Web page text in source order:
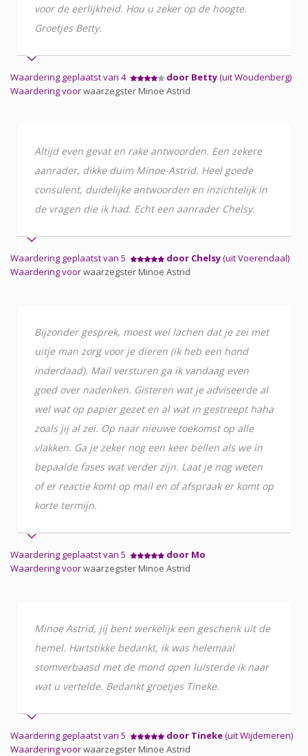
voor de eerlijkheid. Hou u zeker op de hoogte.
Groetjes Betty.
Waardering geplaatst van 4 door Betty(uit Woudenberg)
Waardering voorwaarzegster Minoe Astrid
Altijd even gevat en rake antwoorden. Een zekere
aanrader, dikke duim Minoe-Astrid. Heel goede
consulent, duidelijke antwoorden en inzichtelijk in
de vragen die ik had. Echt een aanrader Chelsy.
Waardering geplaatst van 5 door Chelsy(uit Voerendaal)
Waardering voorwaarzegster Minoe Astrid
Bijzonder gesprek, moest wel lachen dat je zei met
uitje man zorg voor je dieren (ik heb een hond
inderdaad). Mail versturen ga ik vandaag even
goed over nadenken. Gisteren wat je adviseerde al
wel wat op papier gezet en al wat in gestreept haha
zoals jij al zei. Op naar nieuwe toekomst op alle
vlakken. Ga je zeker nog een keer bellen als we in
bepaalde fases wat verder zijn. Laat je nog weten
of er reactie komt op mail en of afspraak er komt op
korte termijn.
Waardering geplaatst van 5
door Mo
Waardering voorwaarzegster Minoe Astrid
Minoe Astrid, jij bent werkelijk een geschenk uit de
hemel. Hartstikke bedankt, ik was helemaal
stomverbaasd met de mond open luisterde ik naar
wat u vertelde. Bedankt groetjes Tineke.
Waardering geplaatst van 5 door Tineke(uit Wijdemeren)
Waardering voorwaarzegster Minoe Astrid